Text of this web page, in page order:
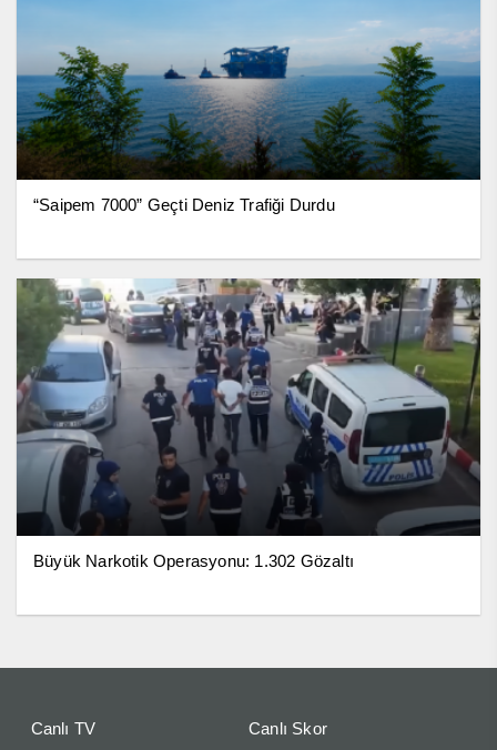
“Saipem 7000” Geçti Deniz Trafiği Durdu
Büyük Narkotik Operasyonu: 1.302 Gözaltı
Canlı TV Canlı Skor